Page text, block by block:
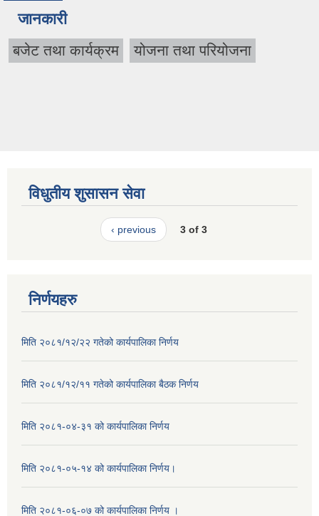
जानकारी
बजेट तथा कार्यक्रम योजना तथा परियोजना
विधुतीय शुसासन सेवा
‹ previous 3 of 3
निर्णयहरु
मिति २०८१/१२/२२ गतेको कार्यपालिका निर्णय
मिति २०८१/१२/११ गतेको कार्यपालिका बैठक निर्णय
मिति २०८१-०४-३१ को कार्यपालिका निर्णय
मिति २०८१-०५-१४ को कार्यपालिका निर्णय।
मिति २०८१-०६-०७ को कार्यपालिका निर्णय ।